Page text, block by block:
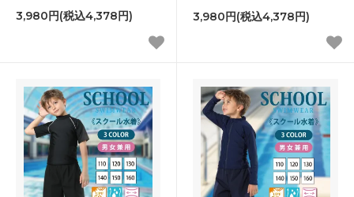
3,980円(税込4,378円) 3,980円(税込4,378円)